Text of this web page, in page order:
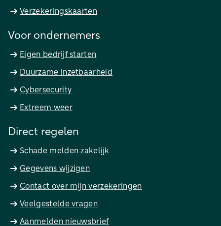
Verzekeringskaarten
Voor ondernemers
Eigen bedrijf starten
Duurzame inzetbaarheid
Cybersecurity
Extreem weer
Direct regelen
Schade melden zakelijk
Gegevens wijzigen
Contact over mijn verzekeringen
Veelgestelde vragen
Aanmelden nieuwsbrief